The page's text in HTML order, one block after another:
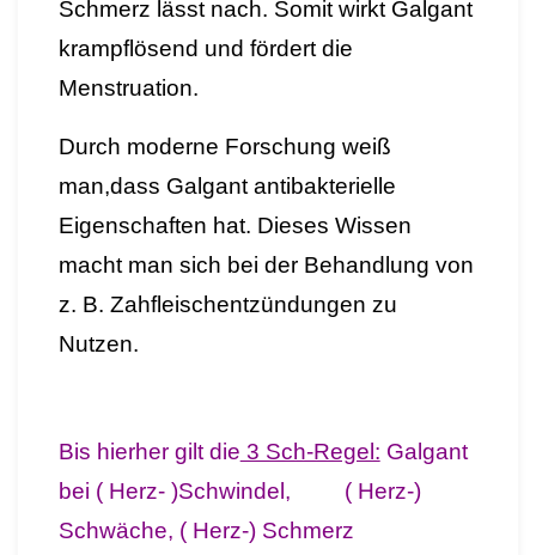
Schmerz lässt nach. Somit wirkt Galgant
krampflösend und fördert die
Menstruation.
Durch moderne Forschung weiß
man,dass Galgant antibakterielle
Eigenschaften hat. Dieses Wissen
macht man sich bei der Behandlung von
z. B. Zahfleischentzündungen zu
Nutzen.
Bis hierher gilt die 3 Sch-Regel: Galgant
bei ( Herz- )Schwindel, ( Herz-)
Schwäche, ( Herz-) Schmerz